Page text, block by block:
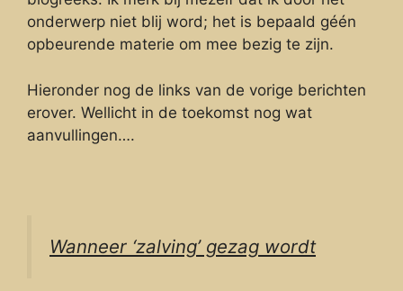
onderwerp niet blij word; het is bepaald géén
opbeurende materie om mee bezig te zijn.
Hieronder nog de links van de vorige berichten
erover. Wellicht in de toekomst nog wat
aanvullingen….
Wanneer ‘zalving’ gezag wordt